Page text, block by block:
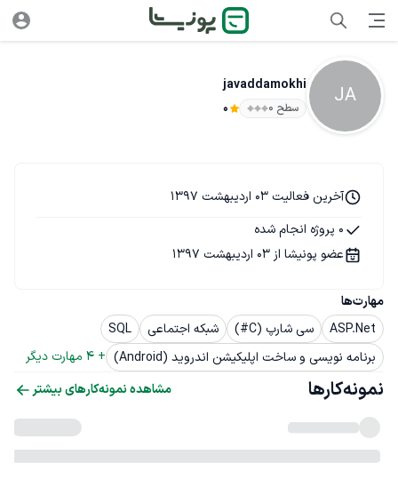
JA
javaddamokhi
سطح ۰ 0
مهارت‌ها
ASP.Net
سی شارپ (C#) شبکه اجتماعی
SQL
برنامه نویسی و ساخت اپلیکیشن اندروید (Android)
+
4 مهارت دیگر
آخرین فعالیت 03 اردیبهشت 1397
0 پروژه انجام شده
عضو پونیشا از 03 اردیبهشت 1397
نمونه‌کارها مشاهده نمونه‌کارهای بیشتر